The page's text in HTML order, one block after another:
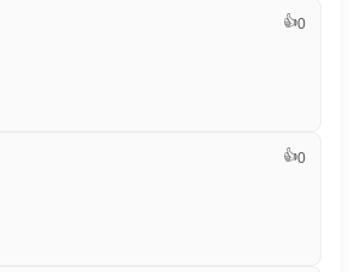
👍0
👍0